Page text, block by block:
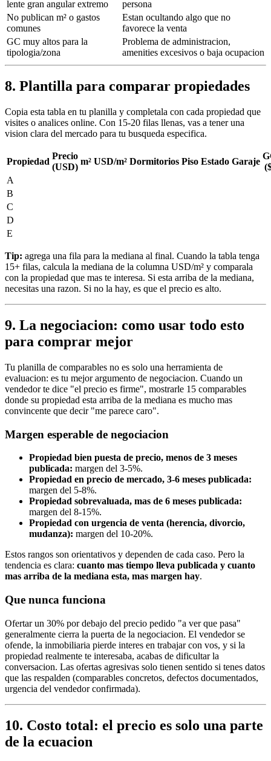
lente gran angular extremo
persona
No publican m² o gastos
comunes
Estan ocultando algo que no
favorece la venta
GC muy altos para la
tipologia/zona
Problema de administracion,
amenities excesivos o baja ocupacion
8. Plantilla para comparar propiedades
Copia esta tabla en tu planilla y completala con cada propiedad que
visites o analices online. Con 15-20 filas llenas, vas a tener una
vision clara del mercado para tu busqueda especifica.
Propiedad
Precio
(USD)
m² USD/m² Dormitorios Piso Estado Garaje
A
B
C
D
E
Tip: agrega una fila para la mediana al final. Cuando la tabla tenga
15+ filas, calcula la mediana de la columna USD/m² y comparala
con la propiedad que mas te interesa. Si esta arriba de la mediana,
necesitas una razon. Si no la hay, es que el precio es alto.
9. La negociacion: como usar todo esto
para comprar mejor
Tu planilla de comparables no es solo una herramienta de
evaluacion: es tu mejor argumento de negociacion. Cuando un
vendedor te dice "el precio es firme", mostrarle 15 comparables
donde su propiedad esta arriba de la mediana es mucho mas
convincente que decir "me parece caro".
Margen esperable de negociacion
Propiedad bien puesta de precio, menos de 3 meses
publicada: margen del 3-5%.
Propiedad en precio de mercado, 3-6 meses publicada:
margen del 5-8%.
Propiedad sobrevaluada, mas de 6 meses publicada:
margen del 8-15%.
Propiedad con urgencia de venta (herencia, divorcio,
mudanza): margen del 10-20%.
Estos rangos son orientativos y dependen de cada caso. Pero la
tendencia es clara: cuanto mas tiempo lleva publicada y cuanto
mas arriba de la mediana esta, mas margen hay.
Que nunca funciona
Ofertar un 30% por debajo del precio pedido "a ver que pasa"
generalmente cierra la puerta de la negociacion. El vendedor se
ofende, la inmobiliaria pierde interes en trabajar con vos, y si la
propiedad realmente te interesaba, acabas de dificultar la
conversacion. Las ofertas agresivas solo tienen sentido si tenes datos
que las respalden (comparables concretos, defectos documentados,
urgencia del vendedor confirmada).
10. Costo total: el precio es solo una parte
de la ecuacion